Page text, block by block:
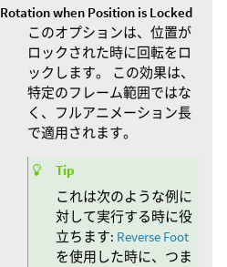
Rotation when Position is Locked
このオプションは、位置が
ロックされた時に回転をロ
ックします。 この効果は、
特定のフレーム範囲ではな
く、フルアニメーション長
で適用されます。
Tip
これは次のような例に
対して実行する時に役
立ちます: Reverse Foot
を使用した時に、つま